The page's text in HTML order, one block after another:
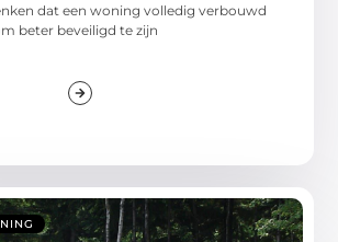
dat een woning volledig verbouwd
beter beveiligd te zijn